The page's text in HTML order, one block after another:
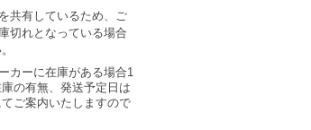
共有しているため、ご
切れとなっている場合
カーに在庫がある場合1
の有無、発送予定日は
ご案内いたしますので